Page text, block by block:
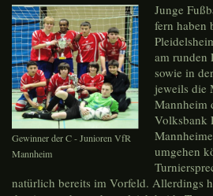
Gewinner der C - Junioren VfR
Mannheim
Junge
fern haben
am runden
sowie in
jeweils die
Mannheim
Volksbank
umgehen
natürlich bereits im Vorfeld. Allerdings